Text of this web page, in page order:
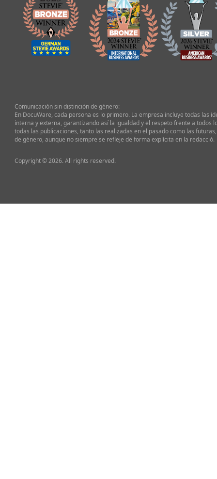
Comunicación sin distinción de género:
En DocuWare, cada persona es lo primero. La empresa incluye todas las
interna y externa, garantizando así la igualdad y el respeto frente a todos
todas las publicaciones, tanto las realizadas en el pasado como las
de género, aunque no siempre se refleje de forma explícita en la redacció.
Copyright © 2026. All rights reserved.